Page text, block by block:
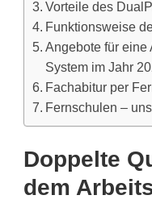
Vorteile des
Funktionsweise
Angebote für
System im Jahr
Fachabitur per
Fernschulen –
Doppelte
dem